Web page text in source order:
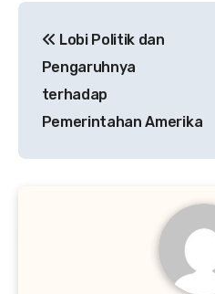
pos
Lobi Politik dan
Pengaruhnya
terhadap
Pemerintahan Amerika